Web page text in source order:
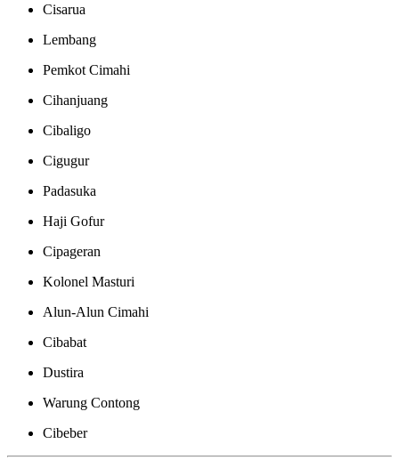
Cisarua
Lembang
Pemkot Cimahi
Cihanjuang
Cibaligo
Cigugur
Padasuka
Haji Gofur
Cipageran
Kolonel Masturi
Alun-Alun Cimahi
Cibabat
Dustira
Warung Contong
Cibeber